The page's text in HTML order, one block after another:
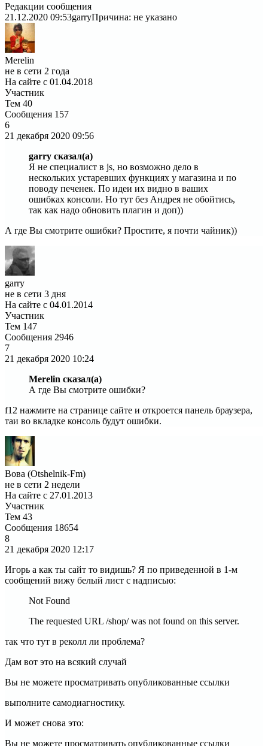
Редакции сообщения
21.12.2020 09:53garryПричина: не указано
Merelin
не в сети 2 года
На сайте с 01.04.2018
Участник
Тем 40
Сообщения 157
6
21 декабря 2020 09:56
garry сказал(а)
Я не специалист в js, но возможно дело в
нескольких устаревших функциях у магазина и по
поводу печенек. По идеи их видно в ваших
ошибках консоли. Но тут без Андрея не обойтись,
так как надо обновить плагин и доп))
А где Вы смотрите ошибки? Простите, я почти чайник))
garry
не в сети 3 дня
На сайте с 04.01.2014
Участник
Тем 147
Сообщения 2946
7
21 декабря 2020 10:24
Merelin сказал(а)
А где Вы смотрите ошибки?
f12 нажмите на странице сайте и откроется панель браузера,
таи во вкладке консоль будут ошибки.
Вова (Otshelnik-Fm)
не в сети 2 недели
На сайте с 27.01.2013
Участник
Тем 43
Сообщения 18654
8
21 декабря 2020 12:17
Игорь а как ты сайт то видишь? Я по приведенной в 1-м
сообщений вижу белый лист с надписью:
Not Found
The requested URL /shop/ was not found on this server.
так что тут в реколл ли проблема?
Дам вот это на всякий случай
Вы не можете просматривать опубликованные ссылки
выполните самодиагностику.
И может снова это:
Вы не можете просматривать опубликованные ссылки